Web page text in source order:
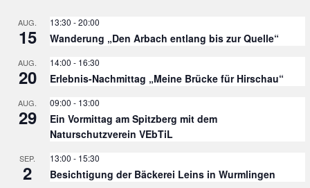
AUG.
15
13:30 -20:00
Wanderung „Den Arbach entlang bis zur Quelle“
AUG.
20
14:00 - 16:30
Erlebnis-Nachmittag „Meine Brücke für Hirschau“
AUG.
29
09:00 - 13:00
Ein Vormittag am Spitzberg mit dem
Naturschutzverein VEbTiL
SEP.
2
13:00 - 15:30
Besichtigung der Bäckerei Leins in Wurmlingen